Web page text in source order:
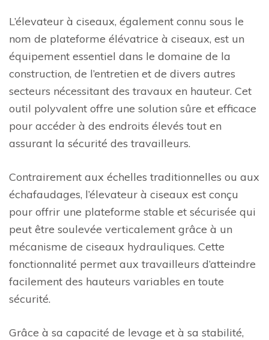
L’élevateur à ciseaux, également connu sous le
nom de plateforme élévatrice à ciseaux, est un
équipement essentiel dans le domaine de la
construction, de l’entretien et de divers autres
secteurs nécessitant des travaux en hauteur. Cet
outil polyvalent offre une solution sûre et efficace
pour accéder à des endroits élevés tout en
assurant la sécurité des travailleurs.
Contrairement aux échelles traditionnelles ou aux
échafaudages, l’élevateur à ciseaux est conçu
pour offrir une plateforme stable et sécurisée qui
peut être soulevée verticalement grâce à un
mécanisme de ciseaux hydrauliques. Cette
fonctionnalité permet aux travailleurs d’atteindre
facilement des hauteurs variables en toute
sécurité.
Grâce à sa capacité de levage et à sa stabilité,